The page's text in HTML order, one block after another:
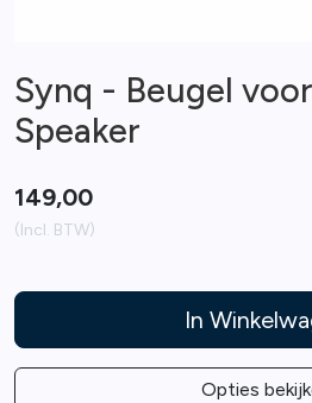
Synq - Beugel
Speaker
149,00
(Incl. BTW)
In
Opties